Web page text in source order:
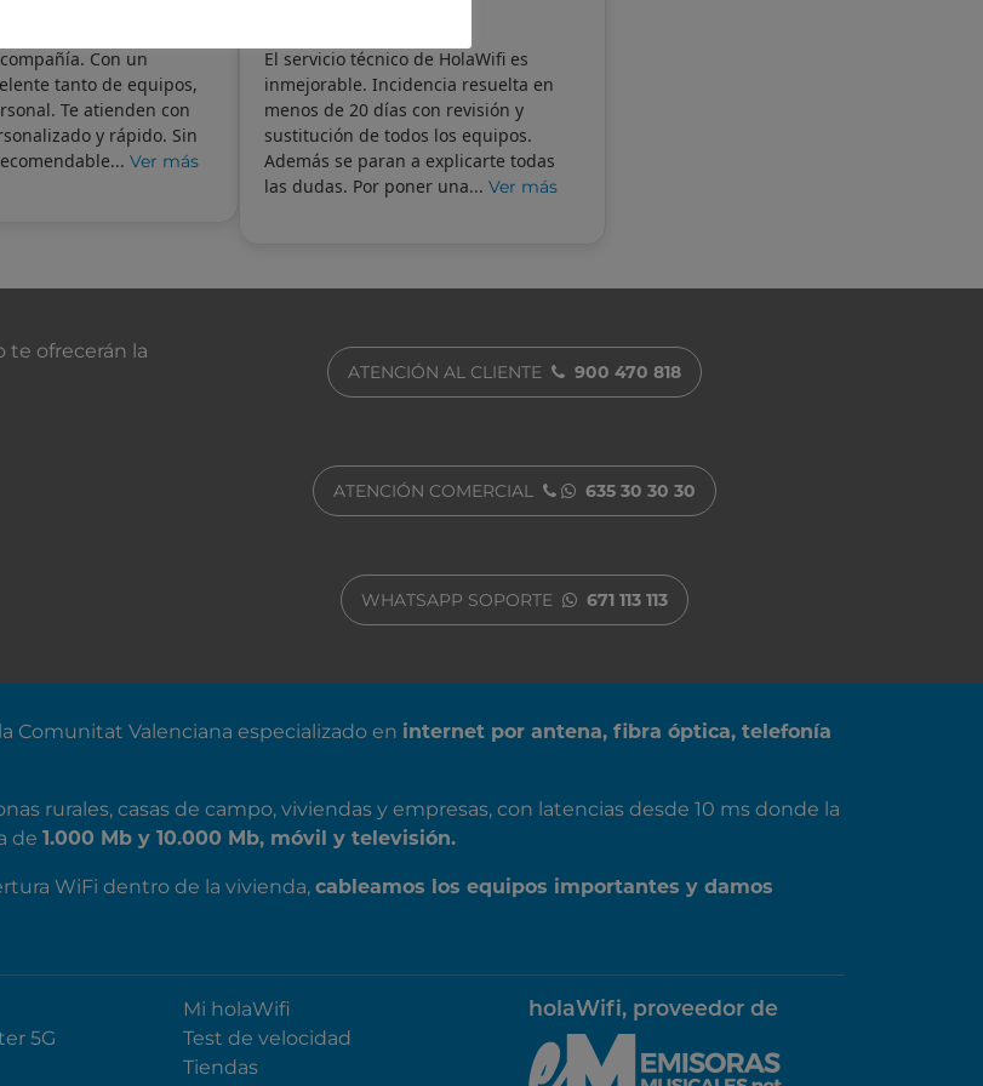
Con un
tanto de equipos,
Te atienden con
y rápido. Sin
Ver más
El servicio técnico de HolaWifi es
inmejorable. Incidencia resuelta en
menos de 20 días con revisión y
sustitución de todos los equipos.
Además se paran a explicarte todas
las dudas. Por poner una...Ver más
ofrecerán la
ATENCIÓN AL CLIENTE 900 470 818
ATENCIÓN COMERCIAL 635 30 30 30
WHATSAPP SOPORTE 671 113 113
Comunitat Valenciana especializado en internet por antena, fibra óptica, telefonía
rurales, casas de campo, viviendas y empresas, con latencias desde 10 ms donde la
de 1.000 Mb y 10.000 Mb, móvil y televisión.
WiFi dentro de la vivienda, cableamos los equipos importantes y damos
5G
Mi holaWifi
Test de velocidad
Tiendas
holaWifi, proveedor de